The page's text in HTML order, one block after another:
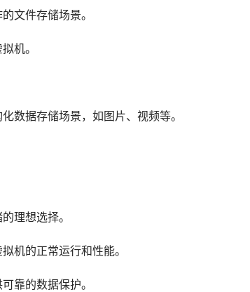
文件存储场景。
机。
数据存储场景，如图片、视频等。
理想选择。
机的正常运行和性能。
靠的数据保护。